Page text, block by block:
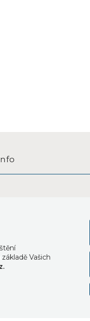
vyhlášky
osobních údajů
Vašich